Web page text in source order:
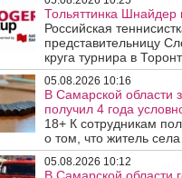
Тольяттинка Шнайдер
Российская
представительницу
круга турнира в
05.08.2026 10:16
В Самарской области
получил 4 года
18+ К сотрудникам
о том, что житель
05.08.2026 10:12